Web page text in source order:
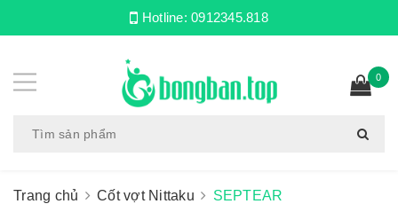
Hotline: 0912345.818
0
Trang chủ Cốt vợt Nittaku SEPTEAR